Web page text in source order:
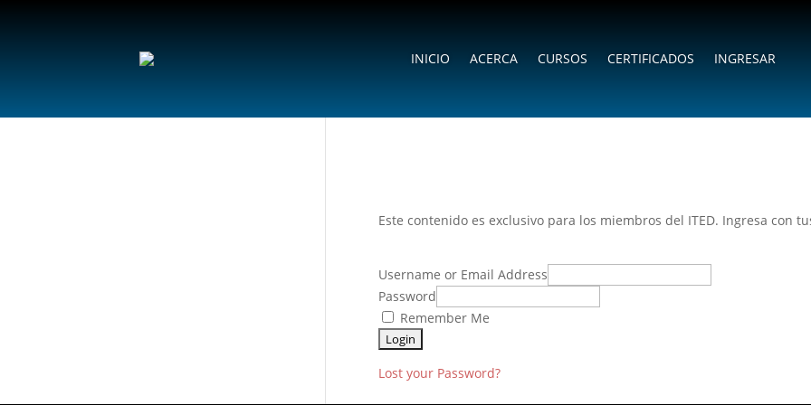
INICIO ACERCA CURSOS CERTIFICADOS INGRESAR
Este contenido es exclusivo para los miembros del ITED. Ingresa con
Username or Email Address
Password
Remember Me
Lost your Password?